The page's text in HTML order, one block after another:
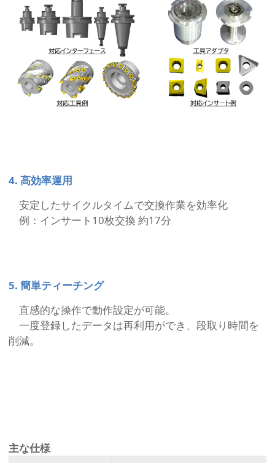
4. 高効率運用
安定したサイクルタイムで交換作業を効率化
例：インサート10枚交換 約17分
5. 簡単ティーチング
直感的な操作で動作設定が可能。
一度登録したデータは再利用ができ、段取り時間を
削減。
主な仕様